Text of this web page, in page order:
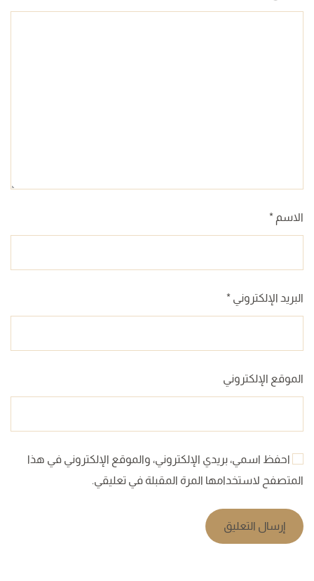
الاسم *
البريد الإلكتروني *
الموقع الإلكتروني
احفظ اسمي، بريدي الإلكتروني، والموقع الإلكتروني في هذا
المتصفح لاستخدامها المرة المقبلة في تعليقي.
إرسال التعليق